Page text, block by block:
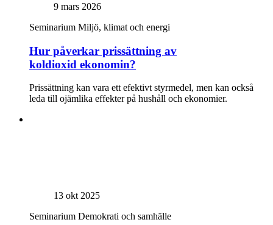
9 mars 2026
Seminarium Miljö, klimat och energi
Hur påverkar prissättning av
koldioxid ekonomin?
Prissättning kan vara ett efektivt styrmedel, men kan också
leda till ojämlika effekter på hushåll och ekonomier.
13 okt 2025
Seminarium Demokrati och samhälle